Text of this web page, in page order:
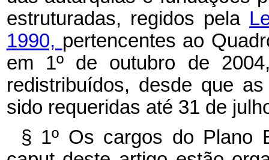
estruturadas, regidos pela
1990, pertencentes ao
em 1º de outubro de
redistribuídos, desde que
sido requeridas até 31 de
§ 1º Os cargos do Plano